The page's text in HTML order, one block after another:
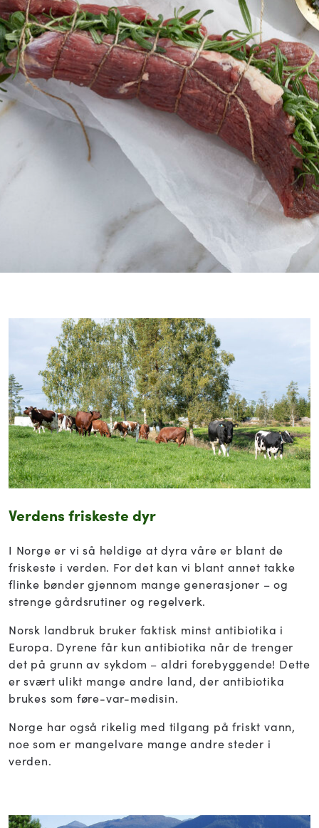
Verdensfriskeste dyr
I Norge er vi så heldige at dyra våre er blant de
friskeste i verden. For det kan vi blant annet takke
flinke bønder gjennom mange generasjoner – og
strenge gårdsrutiner og regelverk.
Norsk landbruk bruker faktisk minst antibiotika i
Europa. Dyrene får kun antibiotika når de trenger
det på grunn av sykdom – aldri forebyggende! Dette
er svært ulikt mange andre land, der antibiotika
brukes som føre-var-medisin.
Norge har også rikelig med tilgang på friskt vann,
noe som er mangelvare mange andre steder i
verden.